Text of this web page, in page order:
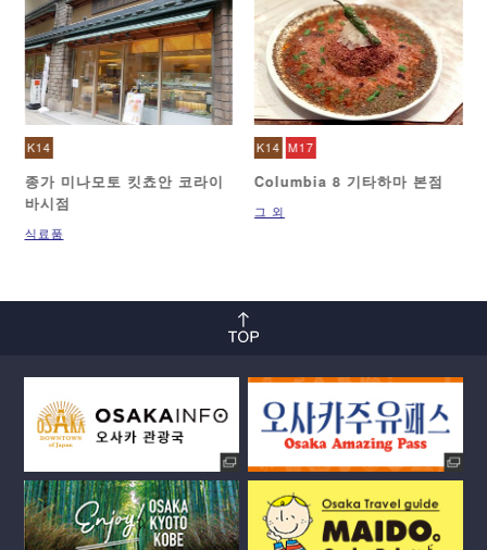
K14
종가 미나모토 킷쵸안 코라이
바시점
식료품
K14 M17
Columbia 8 기타하마 본점
그 외